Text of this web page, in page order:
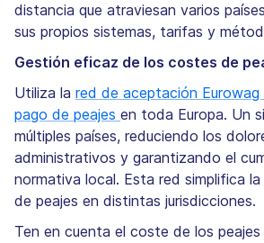
distancia que atraviesan varios
sus propios sistemas, tarifas y
Gestión eficaz de los costes de
Utiliza la red de aceptación Eurowag
pago de peajes en toda Europa. Un
múltiples países, reduciendo los
administrativos y garantizando el
normativa local. Esta red simplifica
de peajes en distintas jurisdicciones.
Ten en cuenta el coste de los peajes